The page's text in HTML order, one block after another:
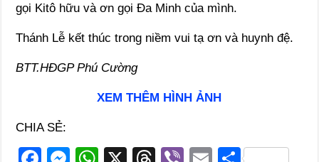
gọi Kitô hữu và ơn gọi Đa Minh của mình.
Thánh Lễ kết thúc trong niềm vui tạ ơn và huynh đệ.
BTT.HĐGP Phú Cường
XEM THÊM HÌNH ẢNH
CHIA SẺ: